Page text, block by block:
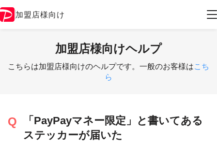
加盟店様向け
加盟店様向けヘルプ
こちらは加盟店様向けのヘルプです。一般のお客様はこち
ら
「PayPayマネー限定」と書いてある
ステッカーが届いた